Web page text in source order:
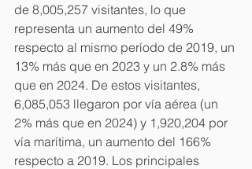
de 8,005,257 visitantes, lo que
representa un aumento del 49%
respecto al mismo período de 2019, un
13% más que en 2023 y un 2.8% más
que en 2024. De estos visitantes,
6,085,053 llegaron por vía aérea (un
2% más que en 2024) y 1,920,204 por
vía marítima, un aumento del 166%
respecto a 2019. Los principales